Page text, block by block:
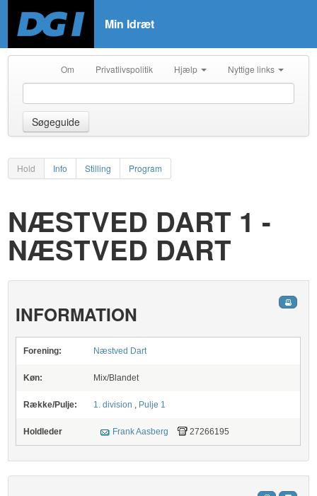
Min Idræt
Om Privatlivspolitik Hjælp Nyttige links
Søgeguide
Hold Info Stilling Program
NÆSTVED DART 1 -
NÆSTVED DART
INFORMATION
Forening: Næstved Dart
Køn: Mix/Blandet
Række/Pulje: 1. division , Pulje 1
Holdleder Frank Aasberg 27266195